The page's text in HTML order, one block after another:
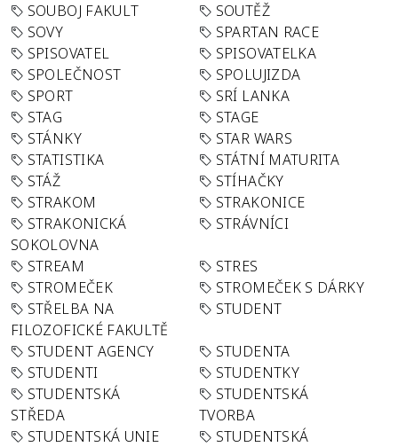
SOUBOJ FAKULT
SOUTĚŽ
SOVY
SPARTAN RACE
SPISOVATEL
SPISOVATELKA
SPOLEČNOST
SPOLUJIZDA
SPORT
SRÍ LANKA
STAG
STAGE
STÁNKY
STAR WARS
STATISTIKA
STÁTNÍ MATURITA
STÁŽ
STÍHAČKY
STRAKOM
STRAKONICE
STRAKONICKÁ
SOKOLOVNA
STRÁVNÍCI
STREAM
STRES
STROMEČEK
STROMEČEK S DÁRKY
STŘELBA NA
FILOZOFICKÉ FAKULTĚ
STUDENT
STUDENT AGENCY
STUDENTA
STUDENTI
STUDENTKY
STUDENTSKÁ
STŘEDA
STUDENTSKÁ
TVORBA
STUDENTSKÁ UNIE
STUDENTSKÁ